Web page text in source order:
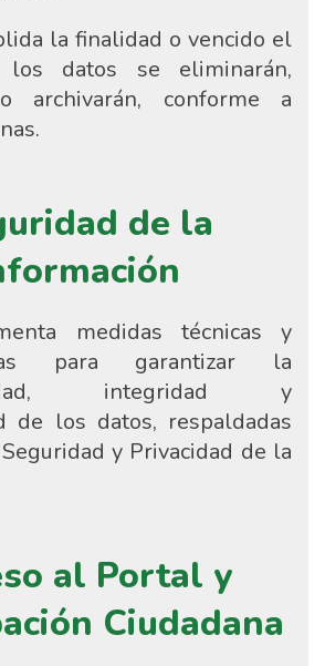
la finalidad o vencido el
los datos se eliminarán,
archivarán, conforme a
de la
medidas técnicas y
para garantizar la
integridad y
de los datos, respaldadas
y Privacidad de la
al Portal y
Ciudadana